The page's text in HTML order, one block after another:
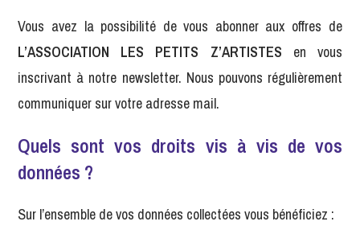
Vous avez la possibilité de vous abonner aux offres de
L’ASSOCIATION LES PETITS Z’ARTISTES en vous
inscrivant à notre newsletter. Nous pouvons régulièrement
communiquer sur votre adresse mail.
Quels sont vos droits vis à vis de vos
données ?
Sur l’ensemble de vos données collectées vous bénéficiez :